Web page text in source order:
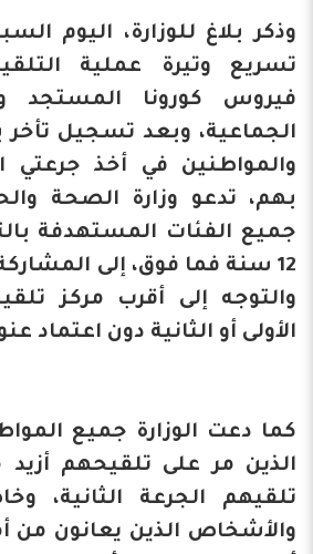
وذكر بلاغ للوزارة، اليوم
تسريع وتيرة عملية
فيروس كورونا المستجد
الجماعية، وبعد تسجيل
والمواطنين في أخذ جرعتي
بهم، تدعو وزارة الصحة
جميع الفئات المستهدفة
12 سنة فما فوق، إلى
والتوجه إلى أقرب مركز
الأولى أو الثانية دون اعتماد
كما دعت الوزارة جميع
تلقيهم الجرعة الثانية،
والأشخاص الذين يعانون من